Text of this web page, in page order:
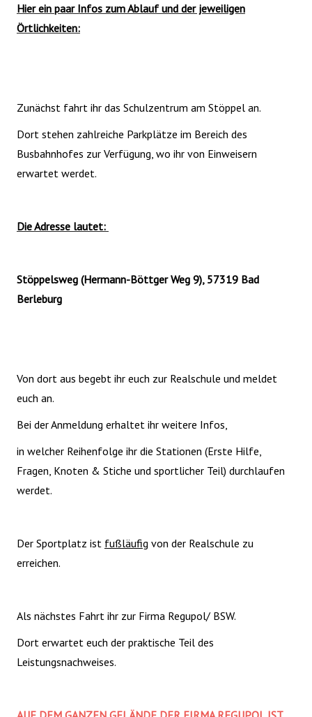
Hier ein paar Infos zum Ablauf und der jeweiligen
Örtlichkeiten:
Zunächst fahrt ihr das Schulzentrum am Stöppel an.
Dort stehen zahlreiche Parkplätze im Bereich des
Busbahnhofes zur Verfügung, wo ihr von Einweisern
erwartet werdet.
Die Adresse lautet:
Stöppelsweg (Hermann-Böttger Weg 9), 57319 Bad
Berleburg
Von dort aus begebt ihr euch zur Realschule und meldet
euch an.
Bei der Anmeldung erhaltet ihr weitere Infos,
in welcher Reihenfolge ihr die Stationen (Erste Hilfe,
Fragen, Knoten & Stiche und sportlicher Teil) durchlaufen
werdet.
Der Sportplatz ist fußläufig von der Realschule zu
erreichen.
Als nächstes Fahrt ihr zur Firma Regupol/ BSW.
Dort erwartet euch der praktische Teil des
Leistungsnachweises.